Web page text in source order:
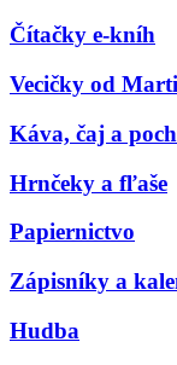
Čítačky e-kníh
Vecičky od
Káva, čaj a
Hrnčeky a fľaše
Papiernictvo
Zápisníky a
Hudba